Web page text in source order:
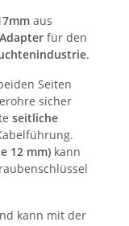
aus
für den
.
Seiten
sicher
seitliche
12 mm) kann
kann mit der